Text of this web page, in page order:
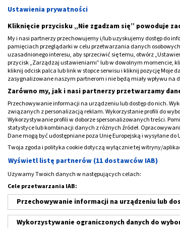
Piascledine, 100 mg + 200
mg, kapsułki twarde, 30
szt.
74,69 PLN
‹
Dna moczanowa - co to
Poniższe porównanie pomaga
leków stosowanych w jej
Dna moczanowa powodowana
moczowy. Niektórzy mają go
Ustawienia prywatności
Kliknięcie przycisku „Nie zgadzam się” powoduje
My i nasi partnerzy przechowujemy i/lub uzyskujemy dostęp do
pamięciach przeglądarki w celu przetwarzania danych
uzasadnionego interesu, aby sprzeciwić się temu, otwórz
przycisk „Zarządzaj ustawieniami” lub w dowolnym momencie,
kliknij odcisk palca lub link w stopce serwisu i kliknij pozycję Moje
zasygnalizowane naszym partnerom i nie będą miały wpływu na
Zarówno my, jak i nasi partnerzy przetwarzamy
Przechowywanie informacji na urządzeniu lub dostęp do nich.
związanych z personalizacją reklam. Wykorzystanie profili do
Wykorzystywanie profili w doborze spersonalizowanych treści.
statystyce lub kombinacji danych z różnych źródeł.
Dane mogą być udostępniane poza Unię Europejską i wysyłane do
Twoja zgoda i polityka cookie dotyczą wyłącznie tej witryny/
Wyświetl listę partnerów (11 dostawców IAB)
Używamy Twoich danych w następujących celach:
Cele przetwarzania IAB:
Przechowywanie informacji na urządzeniu lub
Wykorzystywanie ograniczonych danych do